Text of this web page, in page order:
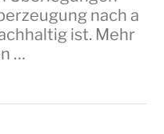
nach a
ist. Mehr
…